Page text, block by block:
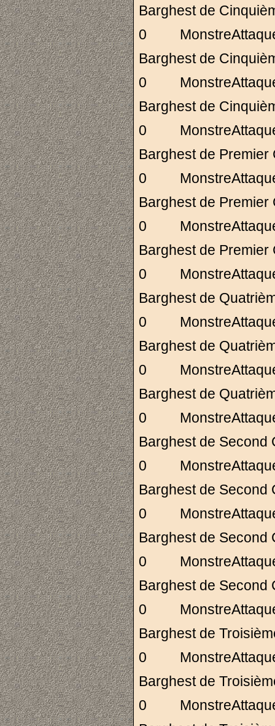
Barghest de
0
Barghest de
0
Barghest de
0
Barghest de
0
Barghest de
0
Barghest de
0
Barghest de
0
Barghest de
0
Barghest de
0
Barghest de
0
Barghest de
0
Barghest de
0
Barghest de
0
Barghest de
0
Barghest de
0